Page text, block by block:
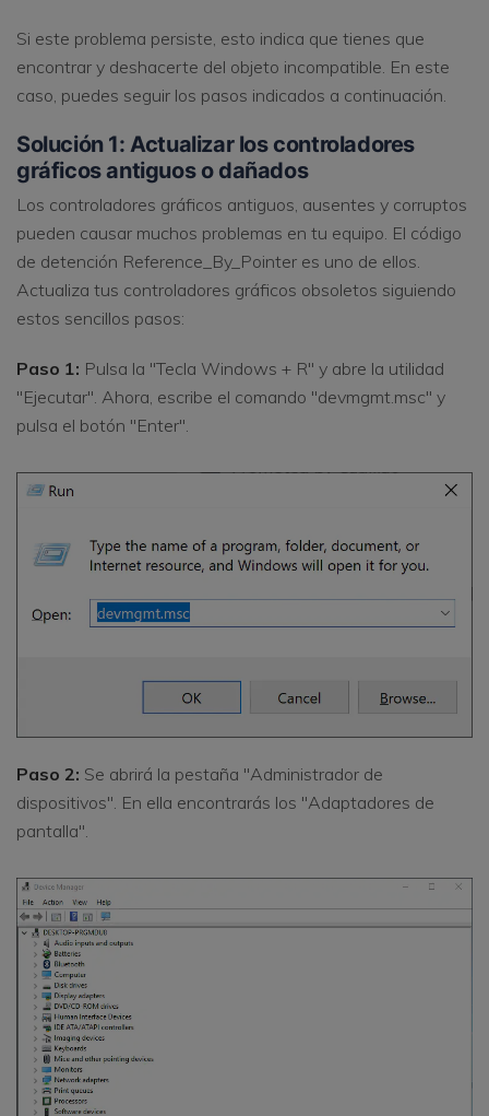
Si este problema persiste, esto indica que tienes que
encontrar y deshacerte del objeto incompatible. En este
caso, puedes seguir los pasos indicados a continuación.
Solución 1: Actualizar los controladores
gráficos antiguos o dañados
Los controladores gráficos antiguos, ausentes y corruptos
pueden causar muchos problemas en tu equipo. El código
de detención Reference_By_Pointer es uno de ellos.
Actualiza tus controladores gráficos obsoletos siguiendo
estos sencillos pasos:
Paso 1: Pulsa la "Tecla Windows + R" y abre la utilidad
"Ejecutar". Ahora, escribe el comando "devmgmt.msc" y
pulsa el botón "Enter".
Paso 2: Se abrirá la pestaña "Administrador de
dispositivos". En ella encontrarás los "Adaptadores de
pantalla".